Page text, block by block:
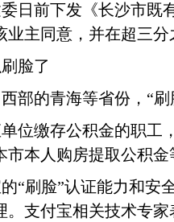
日前下发《长沙市既
业主同意，并在超三
脸了
部的青海等省份， “
位缴存公积金的职工
本人购房提取公积
“刷脸”认证能力和安
。支付宝相关技术专